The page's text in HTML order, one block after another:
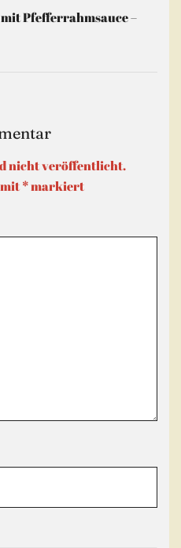
Pfefferrahmsauce –
nicht veröffentlicht.
*markiert